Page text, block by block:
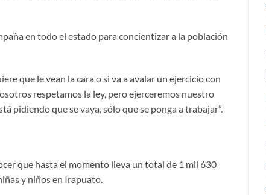
en todo el estado para concientizar a la población
que le vean la cara o si va a avalar un ejercicio con
respetamos la ley, pero ejerceremos nuestro
pidiendo que se vaya, sólo que se ponga a trabajar”.
que hasta el momento lleva un total de 1 mil 630
y niños en Irapuato.